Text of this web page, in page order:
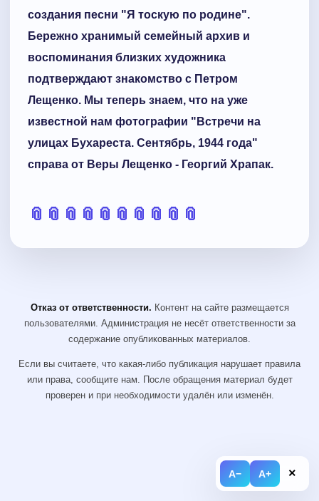
A− A+ ×
создания песни "Я тоскую по родине".
Бережно хранимый семейный архив и
воспоминания близких художника
подтверждают знакомство с Петром
Лещенко. Мы теперь знаем, что на уже
известной нам фотографии "Встречи на
улицах Бухареста. Сентябрь, 1944 года"
справа от Веры Лещенко - Георгий Храпак.
📎 📎 📎 📎 📎 📎 📎 📎 📎 📎
Отказ от ответственности. Контент на сайте размещается
пользователями. Администрация не несёт ответственности за
содержание опубликованных материалов.
Если вы считаете, что какая-либо публикация нарушает правила
или права, сообщите нам. После обращения материал будет
проверен и при необходимости удалён или изменён.